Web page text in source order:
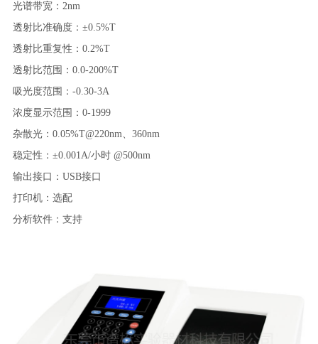
光谱带宽：2nm
透射比准确度：±0.5%T
透射比重复性：0.2%T
透射比范围：0.0-200%T
吸光度范围：-0.30-3A
浓度显示范围：0-1999
杂散光：0.05%T@220nm、360nm
稳定性：±0.001A/小时 @500nm
输出接口：USB接口
打印机：选配
分析软件：支持